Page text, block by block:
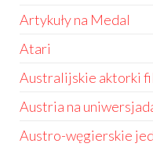
Artykuły na Medal
Atari
Australijskie aktorki
Austria na
Austro-węgierskie